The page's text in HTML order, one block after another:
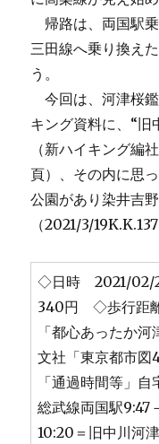
帰路は、両国駅乗
三田線へ乗り換え
う。
今回は、河津桜
キング資料に、“旧
（新ハイキング編
頁）、その内に思
公園があり染井吉
（2021/3/
◇日時 2021/
340円 ◇歩行距
「都心あったか
文社「東京都市図
「通過時間等」
総武線両国駅9:47
10:20＝旧中川河